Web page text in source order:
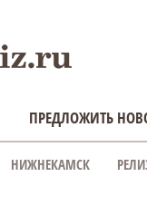
ПРЕДЛОЖИТЬ
НИЖНЕКАМСК